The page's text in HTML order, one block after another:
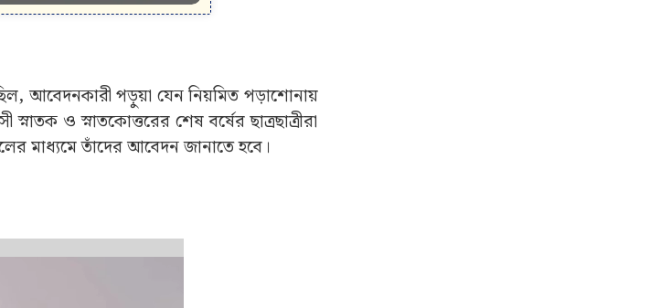
আবেদনকারী পড়ুয়া যেন নিয়মিত পড়াশোনায়
ও স্নাতকোত্তরের শেষ বর্ষের ছাত্রছাত্রীরা
মাধ্যমে তাঁদের আবেদন জানাতে হবে।